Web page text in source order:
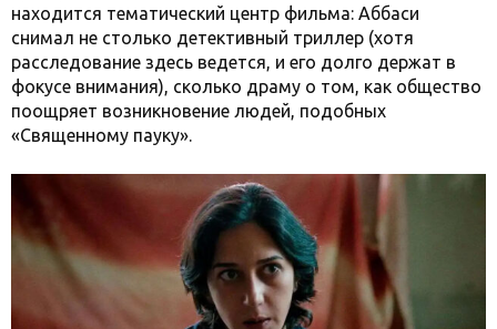
находится тематический центр фильма: Аббаси
снимал не столько детективный триллер (хотя
расследование здесь ведется, и его долго держат в
фокусе внимания), сколько драму о том, как общество
поощряет возникновение людей, подобных
«Священному пауку».